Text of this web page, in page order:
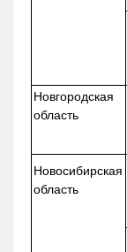
Новгородская
область
Новосибирская
область